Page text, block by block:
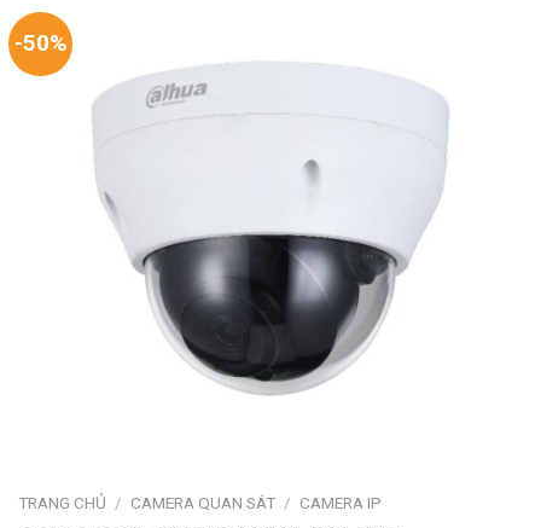
-50%
TRANG CHỦ / CAMERA QUAN SÁT / CAMERA IP